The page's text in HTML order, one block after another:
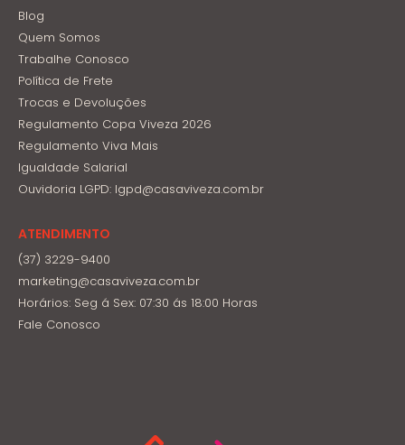
Blog
Quem Somos
Trabalhe Conosco
Política de Frete
Trocas e Devoluções
Regulamento Copa Viveza 2026
Regulamento Viva Mais
Igualdade Salarial
Ouvidoria LGPD: lgpd@casaviveza.com.br
ATENDIMENTO
(37) 3229-9400
marketing@casaviveza.com.br
Horários: Seg á Sex: 07:30 ás 18:00 Horas
Fale Conosco